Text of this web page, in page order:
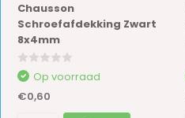
Chausson
Schroefafdekking Zwart
8x4mm
Op voorraad
€0,60